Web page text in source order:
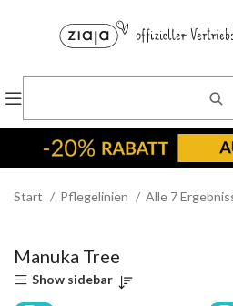
Start Pflegelinien Alle 7
Manuka Tree
Show sidebar